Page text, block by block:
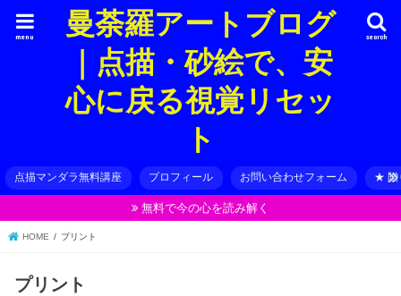
曼荼羅アートブログ
｜点描・砂絵で、安
心に戻る視覚リセッ
ト
search
menu
点描マンダラ無料講座 プロフィール お問い合わせフォーム ★ 贈
無料で今の心を読み解く
HOME プリント
プリント